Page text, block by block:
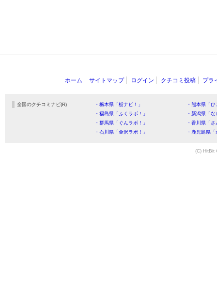
ホーム サイトマップ ログイン クチコミ投稿 プラ
全国のクチコミナビ(R) ・栃木県「栃ナビ！」
・熊本県「
・福島県「ふくラボ！」
・新潟県「
・群馬県「ぐんラボ！」
・香川県「
・石川県「金沢ラボ！」
・鹿児島県
(C) HitBit